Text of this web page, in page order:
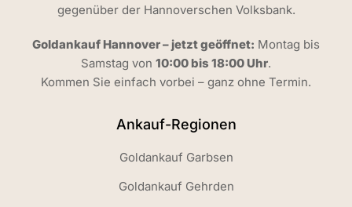
gegenüber der Hannoverschen Volksbank.
Goldankauf Hannover – jetzt geöffnet: Montag bis
Samstag von 10:00 bis 18:00 Uhr.
Kommen Sie einfach vorbei – ganz ohne Termin.
Ankauf-Regionen
Goldankauf Garbsen
Goldankauf Gehrden